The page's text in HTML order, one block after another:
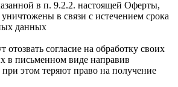
в п. 9.2.2. настоящей Оферты,
в связи с истечением срока
данных
отозвать согласие на обработку своих
в письменном виде направив
этом теряют право на получение